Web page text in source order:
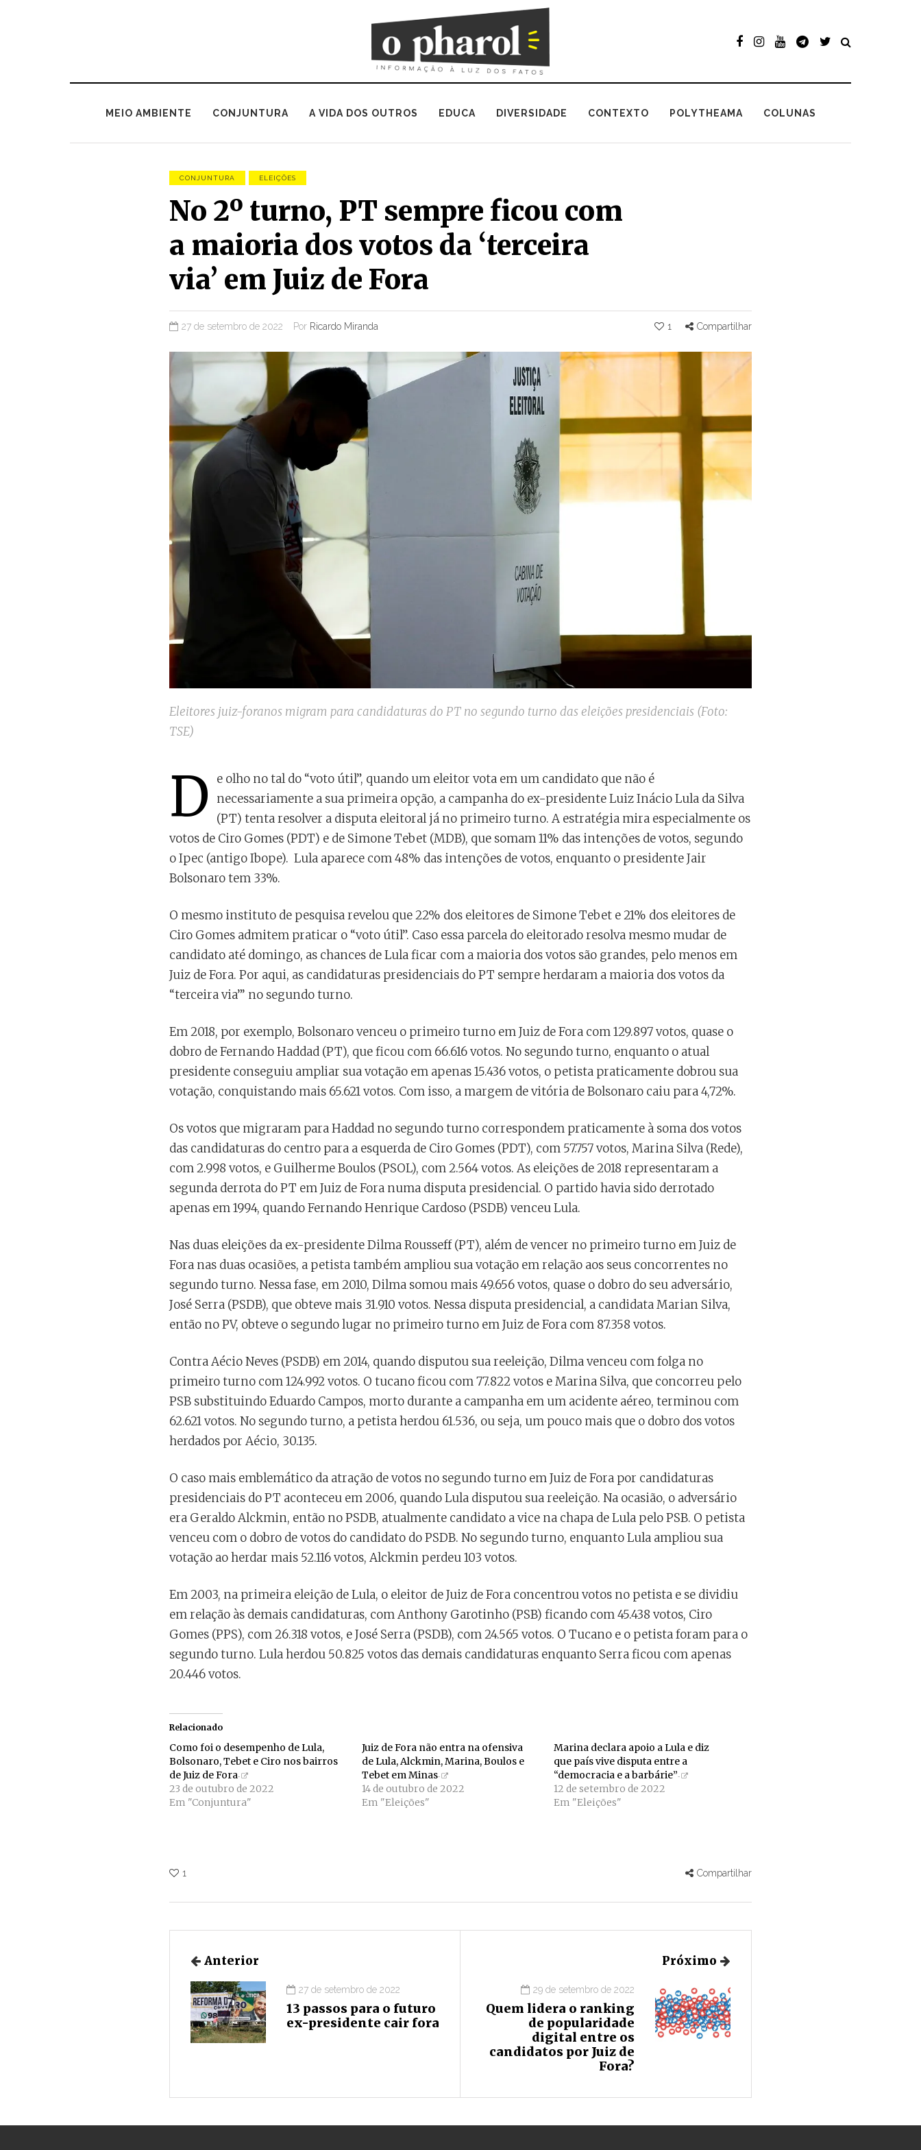
MEIO AMBIENTE CONJUNTURA A VIDA DOS OUTROS EDUCA DIVERSIDADE CONTEXTO POLYTHEAMA COLUNAS
CONJUNTURA ELEIÇÕES
No 2º turno, PT sempre ficou com
a maioria dos votos da ‘terceira
via’ em Juiz de Fora
27 de setembro de 2022 Por Ricardo Miranda 1 Compartilhar
Eleitores juiz-foranos migram para candidaturas do PT no segundo turno das eleições presidenciais (Foto:
TSE)
D
e olho no tal do “voto útil”, quando um eleitor vota em um candidato que não é
necessariamente a sua primeira opção, a campanha do ex-presidente Luiz Inácio Lula da Silva
(PT) tenta resolver a disputa eleitoral já no primeiro turno. A estratégia mira especialmente os
votos de Ciro Gomes (PDT) e de Simone Tebet (MDB), que somam 11% das intenções de votos, segundo
o Ipec (antigo Ibope). Lula aparece com 48% das intenções de votos, enquanto o presidente Jair
Bolsonaro tem 33%.
O mesmo instituto de pesquisa revelou que 22% dos eleitores de Simone Tebet e 21% dos eleitores de
Ciro Gomes admitem praticar o “voto útil”. Caso essa parcela do eleitorado resolva mesmo mudar de
candidato até domingo, as chances de Lula ficar com a maioria dos votos são grandes, pelo menos em
Juiz de Fora. Por aqui, as candidaturas presidenciais do PT sempre herdaram a maioria dos votos da
“terceira via”’ no segundo turno.
Em 2018, por exemplo, Bolsonaro venceu o primeiro turno em Juiz de Fora com 129.897 votos, quase o
dobro de Fernando Haddad (PT), que ficou com 66.616 votos. No segundo turno, enquanto o atual
presidente conseguiu ampliar sua votação em apenas 15.436 votos, o petista praticamente dobrou sua
votação, conquistando mais 65.621 votos. Com isso, a margem de vitória de Bolsonaro caiu para 4,72%.
Os votos que migraram para Haddad no segundo turno correspondem praticamente à soma dos votos
das candidaturas do centro para a esquerda de Ciro Gomes (PDT), com 57.757 votos, Marina Silva (Rede),
com 2.998 votos, e Guilherme Boulos (PSOL), com 2.564 votos. As eleições de 2018 representaram a
segunda derrota do PT em Juiz de Fora numa disputa presidencial. O partido havia sido derrotado
apenas em 1994, quando Fernando Henrique Cardoso (PSDB) venceu Lula.
Nas duas eleições da ex-presidente Dilma Rousseff (PT), além de vencer no primeiro turno em Juiz de
Fora nas duas ocasiões, a petista também ampliou sua votação em relação aos seus concorrentes no
segundo turno. Nessa fase, em 2010, Dilma somou mais 49.656 votos, quase o dobro do seu adversário,
José Serra (PSDB), que obteve mais 31.910 votos. Nessa disputa presidencial, a candidata Marian Silva,
então no PV, obteve o segundo lugar no primeiro turno em Juiz de Fora com 87.358 votos.
Contra Aécio Neves (PSDB) em 2014, quando disputou sua reeleição, Dilma venceu com folga no
primeiro turno com 124.992 votos. O tucano ficou com 77.822 votos e Marina Silva, que concorreu pelo
PSB substituindo Eduardo Campos, morto durante a campanha em um acidente aéreo, terminou com
62.621 votos. No segundo turno, a petista herdou 61.536, ou seja, um pouco mais que o dobro dos votos
herdados por Aécio, 30.135.
O caso mais emblemático da atração de votos no segundo turno em Juiz de Fora por candidaturas
presidenciais do PT aconteceu em 2006, quando Lula disputou sua reeleição. Na ocasião, o adversário
era Geraldo Alckmin, então no PSDB, atualmente candidato a vice na chapa de Lula pelo PSB. O petista
venceu com o dobro de votos do candidato do PSDB. No segundo turno, enquanto Lula ampliou sua
votação ao herdar mais 52.116 votos, Alckmin perdeu 103 votos.
Em 2003, na primeira eleição de Lula, o eleitor de Juiz de Fora concentrou votos no petista e se dividiu
em relação às demais candidaturas, com Anthony Garotinho (PSB) ficando com 45.438 votos, Ciro
Gomes (PPS), com 26.318 votos, e José Serra (PSDB), com 24.565 votos. O Tucano e o petista foram para o
segundo turno. Lula herdou 50.825 votos das demais candidaturas enquanto Serra ficou com apenas
20.446 votos.
Relacionado
Como foi o desempenho de Lula,
Bolsonaro, Tebet e Ciro nos bairros
de Juiz de Fora
23 de outubro de 2022
Em "Conjuntura"
Juiz de Fora não entra na ofensiva
de Lula, Alckmin, Marina, Boulos e
Tebet em Minas
14 de outubro de 2022
Em "Eleições"
Marina declara apoio a Lula e diz
que país vive disputa entre a
“democracia e a barbárie”
12 de setembro de 2022
Em "Eleições"
1 Compartilhar
Anterior
27 de setembro de 2022
13 passos para o futuro
ex-presidente cair fora
Próximo
29 de setembro de 2022
Quem lidera o ranking
de popularidade
digital entre os
candidatos por Juiz de
Fora?